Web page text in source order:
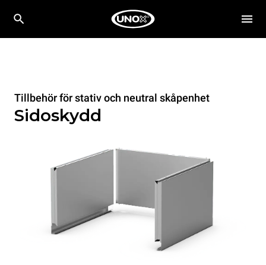
Tillbehör för stativ och neutral skåpenhet
Sidoskydd